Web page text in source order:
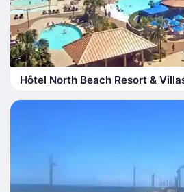
Hôtel North Beach Resort &